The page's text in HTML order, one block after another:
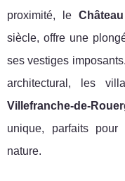
proximité, le
siècle, offre une
ses vestiges
architectural, les
Villefranche-de-
unique, parfaits
nature.